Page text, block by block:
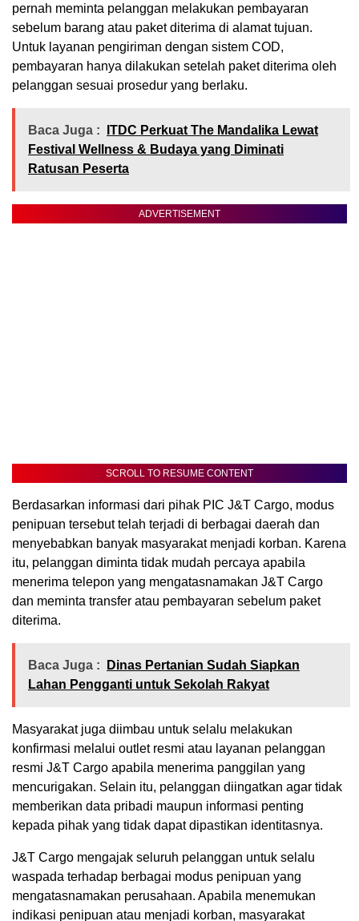
pernah meminta pelanggan melakukan pembayaran
sebelum barang atau paket diterima di alamat tujuan.
Untuk layanan pengiriman dengan sistem COD,
pembayaran hanya dilakukan setelah paket diterima oleh
pelanggan sesuai prosedur yang berlaku.
Baca Juga :
ITDC Perkuat The Mandalika Lewat
Festival Wellness & Budaya yang Diminati
Ratusan Peserta
ADVERTISEMENT
SCROLL TO RESUME CONTENT
Berdasarkan informasi dari pihak PIC J&T Cargo, modus
penipuan tersebut telah terjadi di berbagai daerah dan
menyebabkan banyak masyarakat menjadi korban. Karena
itu, pelanggan diminta tidak mudah percaya apabila
menerima telepon yang mengatasnamakan J&T Cargo
dan meminta transfer atau pembayaran sebelum paket
diterima.
Baca Juga :
Dinas Pertanian Sudah Siapkan
Lahan Pengganti untuk Sekolah Rakyat
Masyarakat juga diimbau untuk selalu melakukan
konfirmasi melalui outlet resmi atau layanan pelanggan
resmi J&T Cargo apabila menerima panggilan yang
mencurigakan. Selain itu, pelanggan diingatkan agar tidak
memberikan data pribadi maupun informasi penting
kepada pihak yang tidak dapat dipastikan identitasnya.
J&T Cargo mengajak seluruh pelanggan untuk selalu
waspada terhadap berbagai modus penipuan yang
mengatasnamakan perusahaan. Apabila menemukan
indikasi penipuan atau menjadi korban, masyarakat